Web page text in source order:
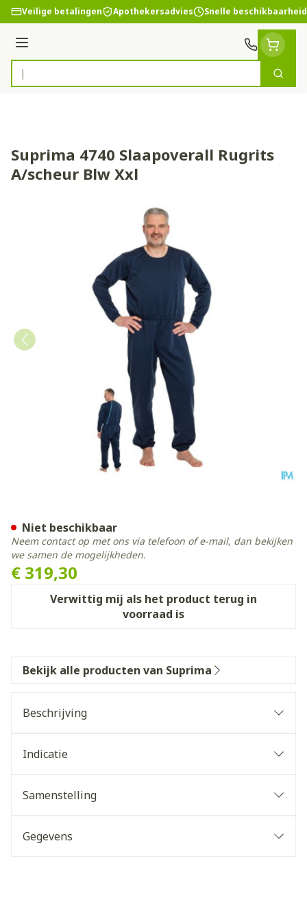
Ga naar de inhoud
Veilige betalingen Apothekersadvies Snelle beschikbaarheid
Menu
Product, merk, categorie...
Zoek
Suprima 4740 Slaapoverall Rugrits
A/scheur Blw Xxl
€ 319,30
Verwittig mij als het product terug in
voorraad is
Niet beschikbaar
Neem contact op met ons via telefoon of e-mail, dan bekijken
we samen de mogelijkheden.
Bekijk alle producten van Suprima
Beschrijving
Indicatie
Samenstelling
Gegevens